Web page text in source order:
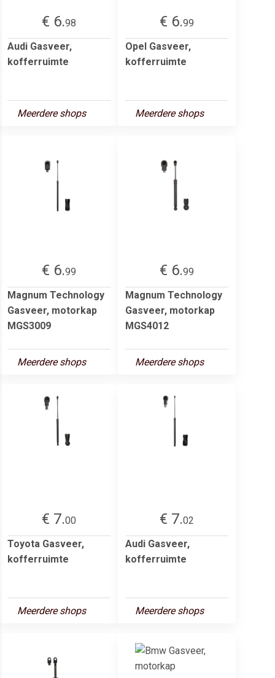
€ 6.98
Audi Gasveer,
kofferruimte
Meerdere shops
€ 6.99
Opel Gasveer,
kofferruimte
Meerdere shops
€ 6.99
Magnum Technology
Gasveer, motorkap
MGS3009
Meerdere shops
€ 6.99
Magnum Technology
Gasveer, motorkap
MGS4012
Meerdere shops
€ 7.00
Toyota Gasveer,
kofferruimte
Meerdere shops
€ 7.02
Audi Gasveer,
kofferruimte
Meerdere shops